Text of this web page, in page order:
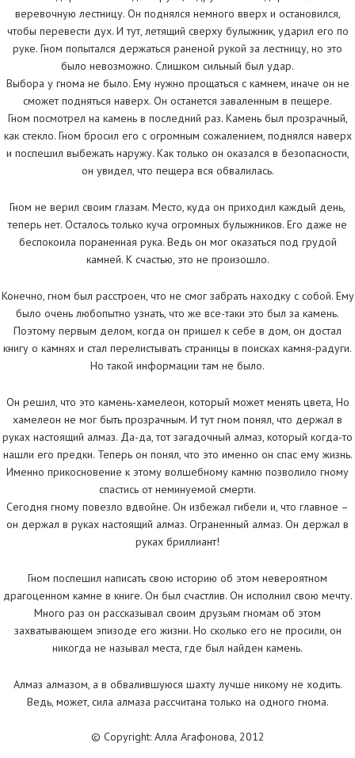
веревочную лестницу. Он поднялся немного вверх и остановился,
чтобы перевести дух. И тут, летящий сверху булыжник, ударил его по
руке. Гном попытался держаться раненой рукой за лестницу, но это
было невозможно. Слишком сильный был удар.
Выбора у гнома не было. Ему нужно прощаться с камнем, иначе он не
сможет подняться наверх. Он останется заваленным в пещере.
Гном посмотрел на камень в последний раз. Камень был прозрачный,
как стекло. Гном бросил его с огромным сожалением, поднялся наверх
и поспешил выбежать наружу. Как только он оказался в безопасности,
он увидел, что пещера вся обвалилась.
Гном не верил своим глазам. Место, куда он приходил каждый день,
теперь нет. Осталось только куча огромных булыжников. Его даже не
беспокоила пораненная рука. Ведь он мог оказаться под грудой
камней. К счастью, это не произошло.
Конечно, гном был расстроен, что не смог забрать находку с собой. Ему
было очень любопытно узнать, что же все-таки это был за камень.
Поэтому первым делом, когда он пришел к себе в дом, он достал
книгу о камнях и стал перелистывать страницы в поисках камня-радуги.
Но такой информации там не было.
Он решил, что это камень-хамелеон, который может менять цвета, Но
хамелеон не мог быть прозрачным. И тут гном понял, что держал в
руках настоящий алмаз. Да-да, тот загадочный алмаз, который когда-то
нашли его предки. Теперь он понял, что это именно он спас ему жизнь.
Именно прикосновение к этому волшебному камню позволило гному
спастись от неминуемой смерти.
Сегодня гному повезло вдвойне. Он избежал гибели и, что главное –
он держал в руках настоящий алмаз. Ограненный алмаз. Он держал в
руках бриллиант!
Гном поспешил написать свою историю об этом невероятном
драгоценном камне в книге. Он был счастлив. Он исполнил свою мечту.
Много раз он рассказывал своим друзьям гномам об этом
захватывающем эпизоде его жизни. Но сколько его не просили, он
никогда не называл места, где был найден камень.
Алмаз алмазом, а в обвалившуюся шахту лучше никому не ходить.
Ведь, может, сила алмаза рассчитана только на одного гнома.
© Copyright: Алла Агафонова, 2012